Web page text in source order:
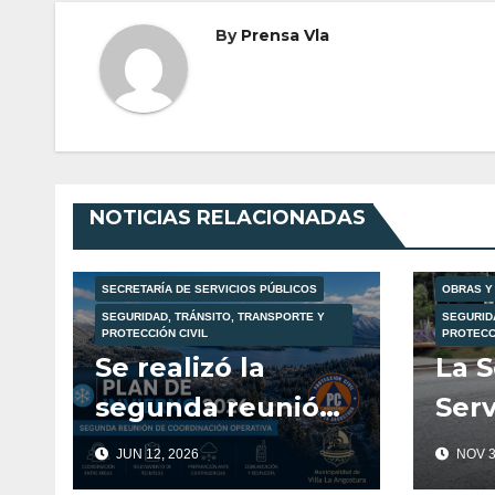
By Prensa Vla
NOTICIAS RELACIONADAS
SECRETARÍA DE ATENCIÓN AL VECINO
SECRETARÍA DE SERVICIOS PÚBLICOS
SEGURIDAD, TRÁNSITO, TRANSPORTE Y
PROTECCIÓN CIVIL
Se realizó la
segunda reunión
de coordinación
del Plan de
JUN 12, 2026
OBRAS
La
NOV